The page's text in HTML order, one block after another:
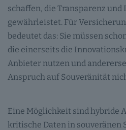
schaffen, die Transparenz
gewährleistet. Für
bedeutet das: Sie müssen
die einerseits die
Anbieter nutzen und
Anspruch auf Souveränität
Eine Möglichkeit sind hybride
kritische Daten in souveränen